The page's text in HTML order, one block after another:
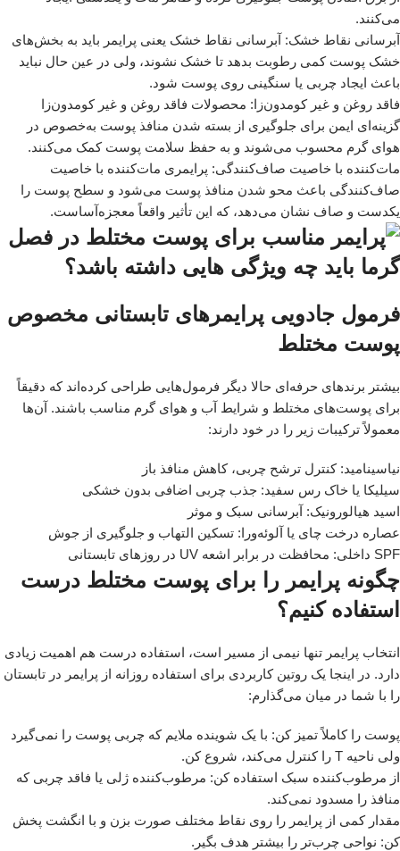
می‌کنند.
آبرسانی نقاط خشک: آبرسانی نقاط خشک یعنی پرایمر باید به بخش‌های
خشک پوست کمی رطوبت بدهد تا خشک نشوند، ولی در عین حال نباید
باعث ایجاد چربی یا سنگینی روی پوست شود.
فاقد روغن و غیر کومدون‌زا: محصولات فاقد روغن و غیر کومدون‌زا
گزینه‌ای ایمن برای جلوگیری از بسته شدن منافذ پوست به‌خصوص در
هوای گرم محسوب می‌شوند و به حفظ سلامت پوست کمک می‌کنند.
مات‌کننده با خاصیت صاف‌کنندگی: پرایمری مات‌کننده با خاصیت
صاف‌کنندگی باعث محو شدن منافذ پوست می‌شود و سطح پوست را
یکدست و صاف نشان می‌دهد، که این تأثیر واقعاً معجزه‌آساست.
فرمول جادویی پرایمرهای تابستانی مخصوص
پوست مختلط
بیشتر برندهای حرفه‌ای حالا دیگر فرمول‌هایی طراحی کرده‌اند که دقیقاً
برای پوست‌های مختلط و شرایط آب و هوای گرم مناسب باشند. آن‌ها
معمولاً ترکیبات زیر را در خود دارند:
نیاسینامید: کنترل ترشح چربی، کاهش منافذ باز
سیلیکا یا خاک رس سفید: جذب چربی اضافی بدون خشکی
اسید هیالورونیک: آبرسانی سبک و موثر
عصاره درخت چای یا آلوئه‌ورا: تسکین التهاب و جلوگیری از جوش
SPF داخلی: محافظت در برابر اشعه UV در روزهای تابستانی
چگونه پرایمر را برای پوست مختلط درست
استفاده کنیم؟
انتخاب پرایمر تنها نیمی از مسیر است، استفاده درست هم اهمیت زیادی
دارد. در اینجا یک روتین کاربردی برای استفاده روزانه از پرایمر در تابستان
را با شما در میان می‌گذارم:
پوست را کاملاً تمیز کن: با یک شوینده ملایم که چربی پوست را نمی‌گیرد
ولی ناحیه T را کنترل می‌کند، شروع کن.
از مرطوب‌کننده سبک استفاده کن: مرطوب‌کننده ژلی یا فاقد چربی که
منافذ را مسدود نمی‌کند.
مقدار کمی از پرایمر را روی نقاط مختلف صورت بزن و با انگشت پخش
کن: نواحی چرب‌تر را بیشتر هدف بگیر.